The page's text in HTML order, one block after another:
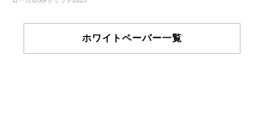
ホワイトペーパー一覧